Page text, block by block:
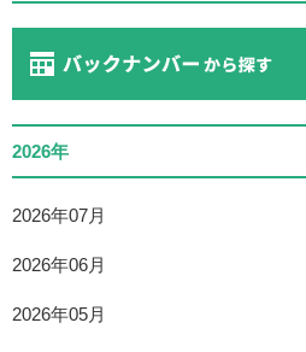
2026年
2026年07月
2026年06月
2026年05月